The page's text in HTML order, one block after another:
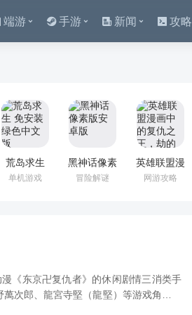
端游 手游 新闻 攻略
荒岛求生
免安装绿色
单机游戏
黑神话像素
版安卓版
冒险解谜
英雄联盟漫
画中的复仇
网游攻略
《东京卍复仇者》的休闲剧情三消类手
次郎、龍宮寺堅（龍堅）等游戏角色成